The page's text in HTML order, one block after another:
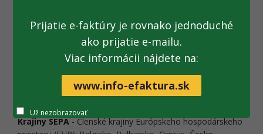
Vyššie uvedené upozornenie sa nachádza aj pri jednotlivých
daniach v časti „Zaplatenie dane“ alebo „Finančné
Krajiny SEPA- Členské krajiny Európskeho hospodárskeho
Prijatie e-faktúry je rovnako jednoduché
ako prijatie e-mailu.
Viac informácii nájdete na:
www.info-efaktura.sk
Už nezobrazovať